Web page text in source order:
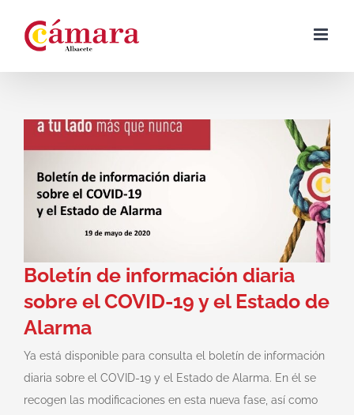
content
Boletín de información diaria
sobre el COVID-19 y el Estado de
Alarma
Ya está disponible para consulta el boletín de información
diaria sobre el COVID-19 y el Estado de Alarma. En él se
recogen las modificaciones en esta nueva fase, así como